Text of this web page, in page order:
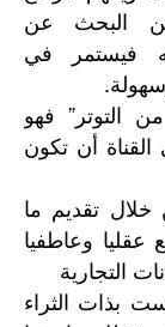
من البحث عن
فيستمر في
التوتر” فهو
أن تكون
خلال تقديم ما
وعاطفيا
التجارية
بذات الثراء